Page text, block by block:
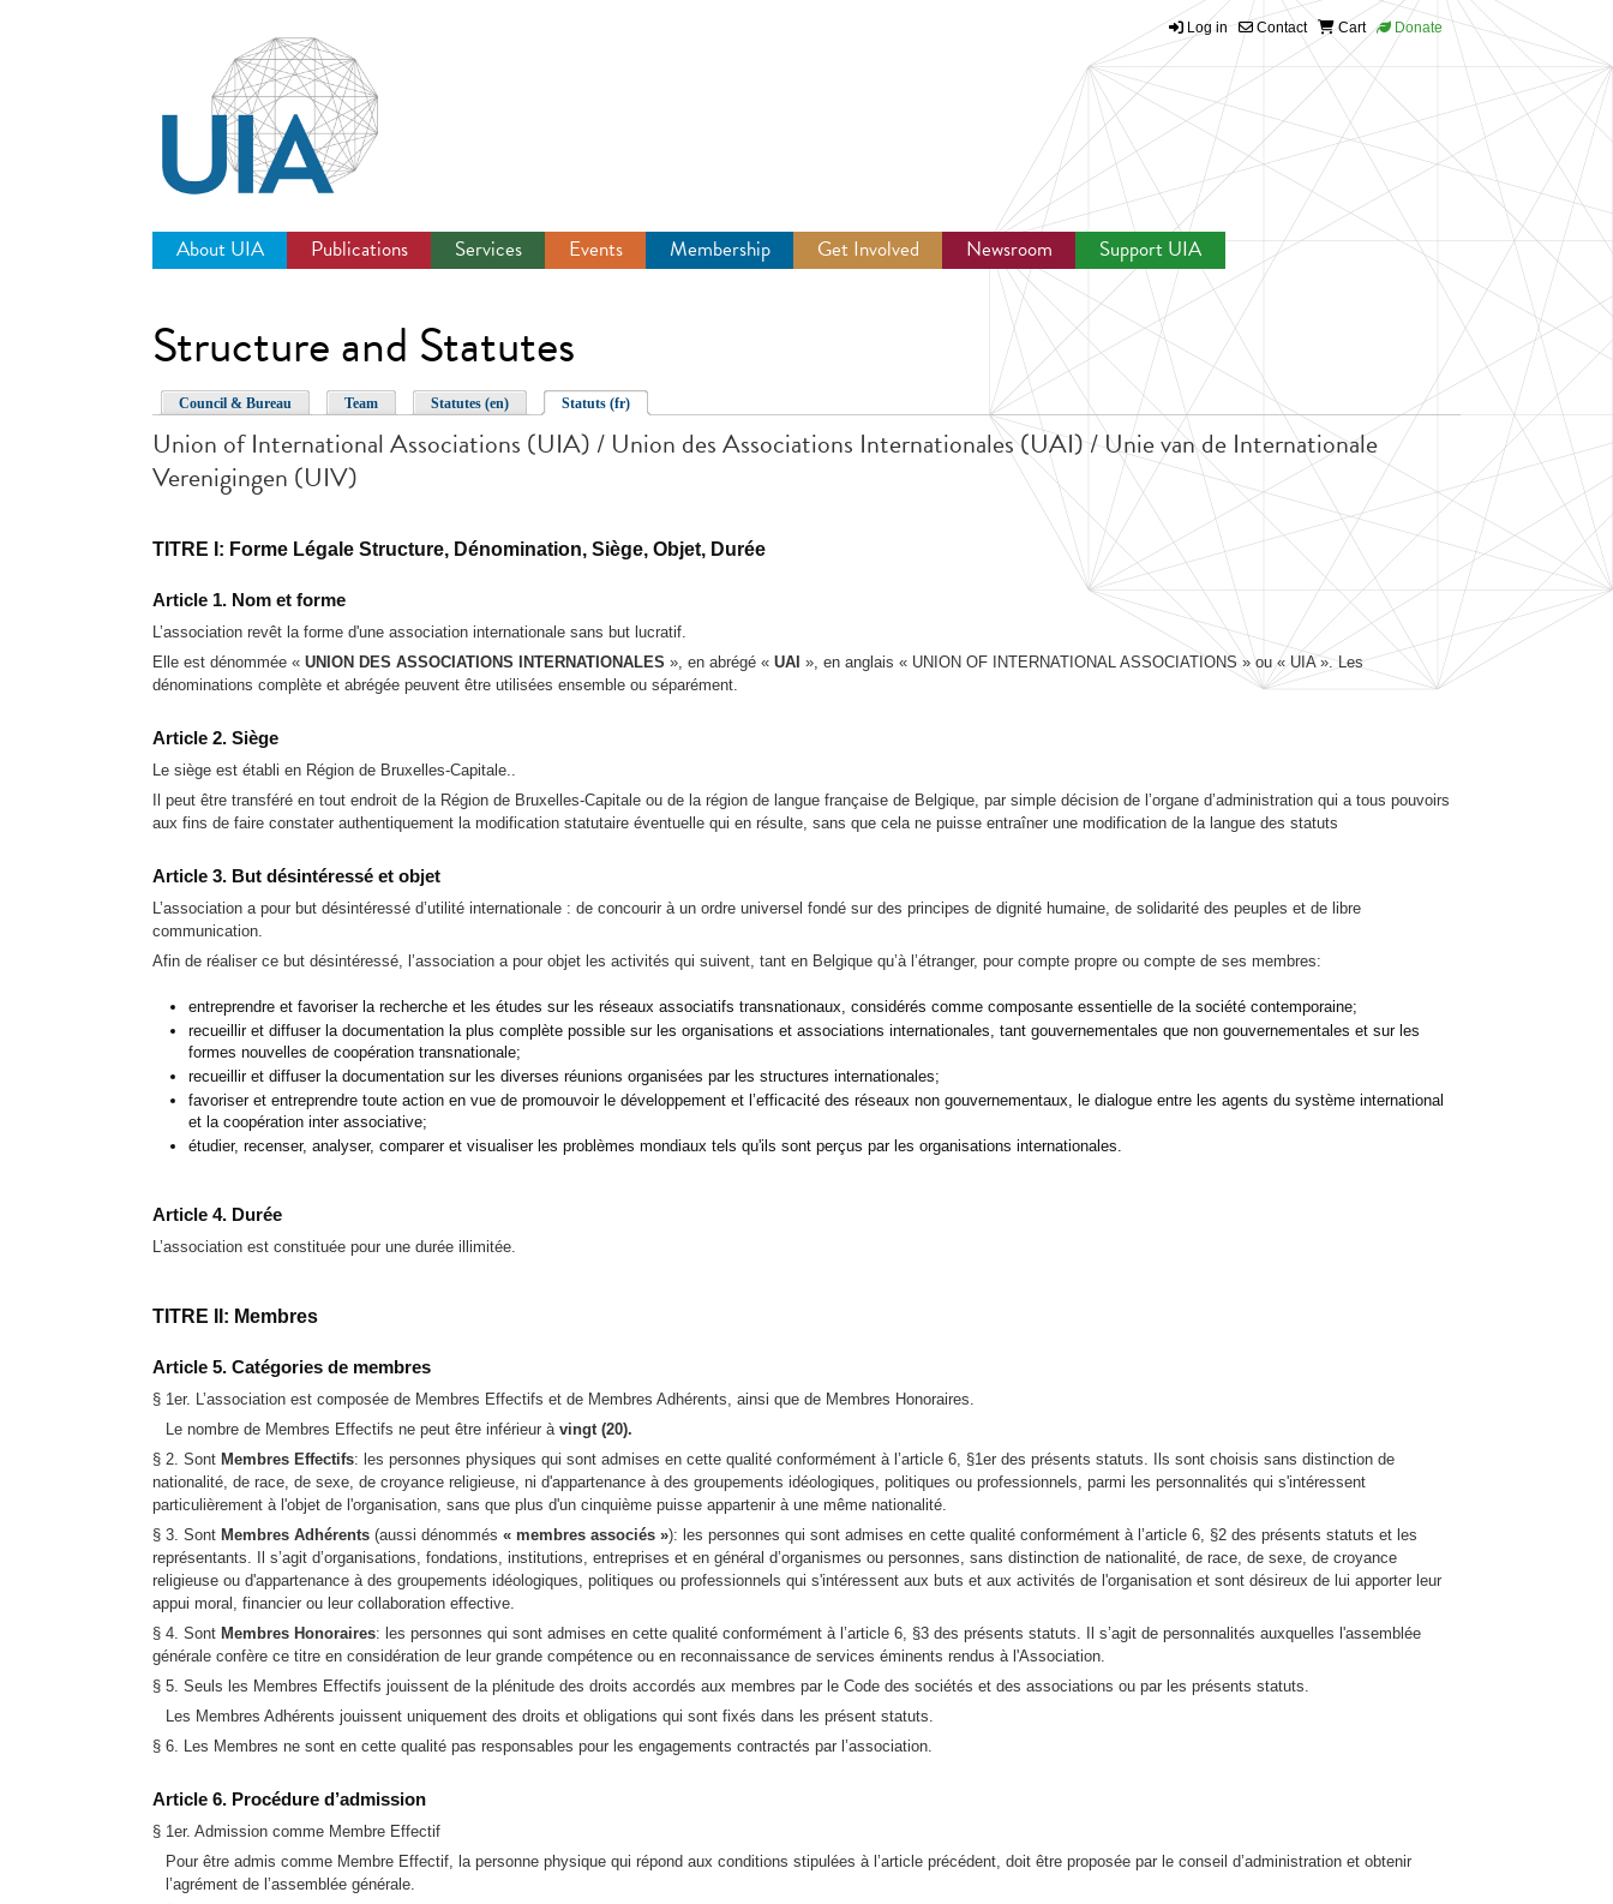
Log in Contact Cart Donate
About UIA Publications Services Events Membership Get Involved Newsroom Support UIA
Structure and Statutes
Council & Bureau Team Statutes (en) Statuts (fr)
Union of International Associations (UIA) / Union des Associations Internationales (UAI) / Unie van de Internationale
Verenigingen (UIV)
TITRE I: Forme Légale Structure, Dénomination, Siège, Objet, Durée
Article 1. Nom et forme
L’association revêt la forme d'une association internationale sans but lucratif.
Elle est dénommée « UNION DES ASSOCIATIONS INTERNATIONALES », en abrégé « UAI », en anglais « UNION OF INTERNATIONAL ASSOCIATIONS » ou « UIA ». Les
dénominations complète et abrégée peuvent être utilisées ensemble ou séparément.
Article 2. Siège
Le siège est établi en Région de Bruxelles-Capitale..
Il peut être transféré en tout endroit de la Région de Bruxelles-Capitale ou de la région de langue française de Belgique, par simple décision de l’organe d’administration qui a tous pouvoirs
aux fins de faire constater authentiquement la modification statutaire éventuelle qui en résulte, sans que cela ne puisse entraîner une modification de la langue des statuts
Article 3. But désintéressé et objet
L’association a pour but désintéressé d’utilité internationale : de concourir à un ordre universel fondé sur des principes de dignité humaine, de solidarité des peuples et de libre
communication.
Afin de réaliser ce but désintéressé, l’association a pour objet les activités qui suivent, tant en Belgique qu’à l’étranger, pour compte propre ou compte de ses membres:
entreprendre et favoriser la recherche et les études sur les réseaux associatifs transnationaux, considérés comme composante essentielle de la société contemporaine;
recueillir et diffuser la documentation la plus complète possible sur les organisations et associations internationales, tant gouvernementales que non gouvernementales et sur les
formes nouvelles de coopération transnationale;
recueillir et diffuser la documentation sur les diverses réunions organisées par les structures internationales;
favoriser et entreprendre toute action en vue de promouvoir le développement et l’efficacité des réseaux non gouvernementaux, le dialogue entre les agents du système international
et la coopération inter associative;
étudier, recenser, analyser, comparer et visualiser les problèmes mondiaux tels qu'ils sont perçus par les organisations internationales.
Article 4. Durée
L’association est constituée pour une durée illimitée.
TITRE II: Membres
Article 5. Catégories de membres
§ 1er. L’association est composée de Membres Effectifs et de Membres Adhérents, ainsi que de Membres Honoraires.
Le nombre de Membres Effectifs ne peut être inférieur à vingt (20).
§ 2. Sont Membres Effectifs: les personnes physiques qui sont admises en cette qualité conformément à l’article 6, §1er des présents statuts. Ils sont choisis sans distinction de
nationalité, de race, de sexe, de croyance religieuse, ni d'appartenance à des groupements idéologiques, politiques ou professionnels, parmi les personnalités qui s'intéressent
particulièrement à l'objet de l'organisation, sans que plus d'un cinquième puisse appartenir à une même nationalité.
§ 3. Sont Membres Adhérents (aussi dénommés « membres associés »): les personnes qui sont admises en cette qualité conformément à l’article 6, §2 des présents statuts et les
représentants. Il s’agit d’organisations, fondations, institutions, entreprises et en général d’organismes ou personnes, sans distinction de nationalité, de race, de sexe, de croyance
religieuse ou d'appartenance à des groupements idéologiques, politiques ou professionnels qui s'intéressent aux buts et aux activités de l'organisation et sont désireux de lui apporter leur
appui moral, financier ou leur collaboration effective.
§ 4. Sont Membres Honoraires: les personnes qui sont admises en cette qualité conformément à l’article 6, §3 des présents statuts. Il s’agit de personnalités auxquelles l'assemblée
générale confère ce titre en considération de leur grande compétence ou en reconnaissance de services éminents rendus à l'Association.
§ 5. Seuls les Membres Effectifs jouissent de la plénitude des droits accordés aux membres par le Code des sociétés et des associations ou par les présents statuts.
Les Membres Adhérents jouissent uniquement des droits et obligations qui sont fixés dans les présent statuts.
§ 6. Les Membres ne sont en cette qualité pas responsables pour les engagements contractés par l’association.
Article 6. Procédure d’admission
§ 1er. Admission comme Membre Effectif
Pour être admis comme Membre Effectif, la personne physique qui répond aux conditions stipulées à l’article précédent, doit être proposée par le conseil d’administration et obtenir
l’agrément de l’assemblée générale.